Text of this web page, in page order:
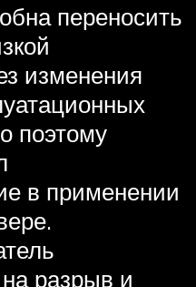
переносить
изменения
поэтому
в применении
разрыв и